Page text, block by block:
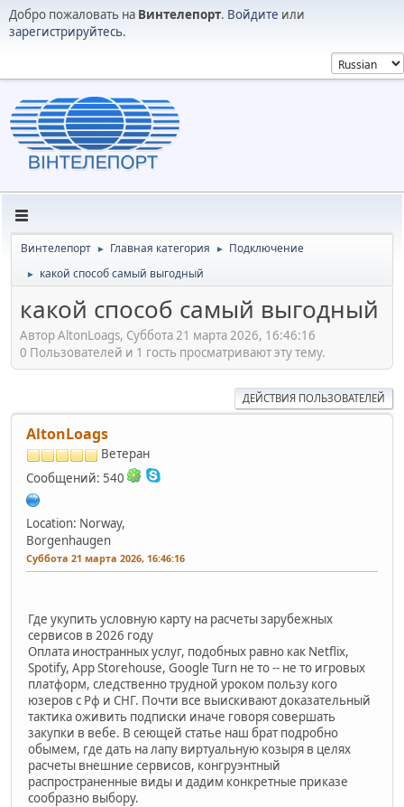
Добро пожаловать на Винтелепорт. Войдите или
зарегистрируйтесь.
Винтелепорт ► Главная категория ► Подключение
► какой способ самый выгодный
какой способ самый выгодный
Автор AltonLoags, Суббота 21 марта 2026, 16:46:16
0 Пользователей и 1 гость просматривают эту тему.
ДЕЙСТВИЯ ПОЛЬЗОВАТЕЛЕЙ
AltonLoags
Ветеран
Сообщений: 540
Location: Norway,
Borgenhaugen
Суббота 21 марта 2026, 16:46:16
Где укупить условную карту на расчеты зарубежных
сервисов в 2026 году
Оплата иностранных услуг, подобных равно как Netflix,
Spotify, App Storehouse, Google Turn не то -- не то игровых
платформ, следственно трудной уроком пользу кого
юзеров с Рф и СНГ. Почти все выискивают доказательный
тактика оживить подписки иначе говоря совершать
закупки в вебе. В сеющей статье наш брат подробно
обымем, где дать на лапу виртуальную козыря в целях
расчеты внешние сервисов, конгруэнтный
распространенные виды и дадим конкретные приказе
сообразно выбору.